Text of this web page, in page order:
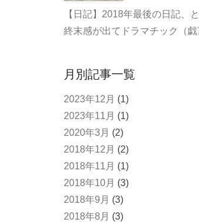
【日記】2018年最後の日記、
終末感が出てドラマチック（戯
月別記事一覧
2023年12月 (1)
2023年11月 (1)
2020年3月 (2)
2018年12月 (2)
2018年11月 (1)
2018年10月 (3)
2018年9月 (3)
2018年8月 (3)